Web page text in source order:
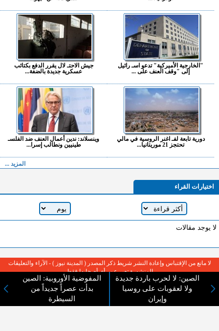
"الخارجية الأميركية" تدعو اسـ رائيل
إلى "وقف العنف على ...
جيش الاحتـ لال يقرر الدفع بكتائب
عسكرية جديدة بالضفة...
دورية تابعة لفـ اغنر الروسية في مالي
تحتجز 21 موريتانيا...
وينسلاند: ندين أعمال العنف ضد الفلسـ
طينيين ونطالب إسرا...
المزيد ...
اختيارات القراء
لا يوجد مقالات
الصين: لا لحرب باردة جديدة
ولا لعقوبات على روسيا
وإيران
المفوضية الأوروبية: الصين
بدأت عصراً جديداً من
السيطرة
لا مانع من الإقتباس وإعادة النشر شريط ذكر المصدر ( المدينة نيوز ) - الآراء والتعليقات
المنشورة تعبر عن رأي أصحابها فقط